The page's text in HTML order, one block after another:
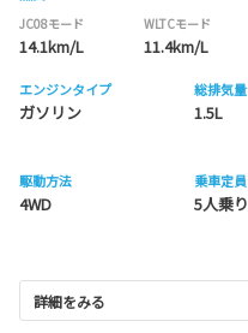
JC08モード
14.1km/L
WLTCモード
11.4km/L
エンジンタイプ
ガソリン
総排気量
1.5L
駆動方法
4WD
乗車定員
5人乗り
詳細をみる